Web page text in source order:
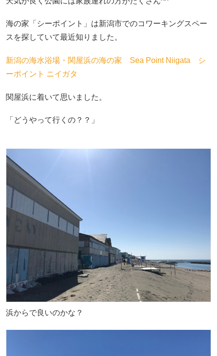
海の家「シーポイント」は新潟市でのコワーキングスペー
スを探していて最近知りました。
新潟の海水浴場・関屋浜の海の家 Sea Point Niigata シ
ーポイント ニイガタ
関屋浜に着いて思いました。
「どうやって行くの？？」
浜からで良いのかな？